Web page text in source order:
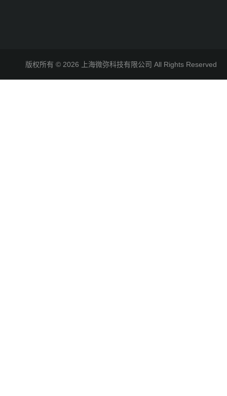
版权所有 © 2026 上海微弥科技有限公司 All Rights